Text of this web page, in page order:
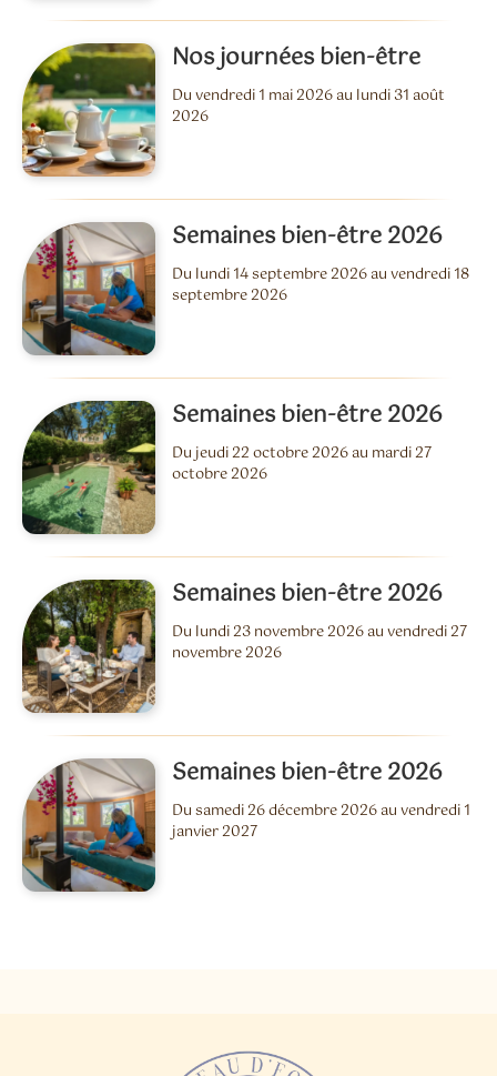
Nos journées bien-être
Du vendredi 1 mai 2026 au lundi 31 août
2026
Semaines bien-être 2026
Du lundi 14 septembre 2026 au vendredi 18
septembre 2026
Semaines bien-être 2026
Du jeudi 22 octobre 2026 au mardi 27
octobre 2026
Semaines bien-être 2026
Du lundi 23 novembre 2026 au vendredi 27
novembre 2026
Semaines bien-être 2026
Du samedi 26 décembre 2026 au vendredi 1
janvier 2027